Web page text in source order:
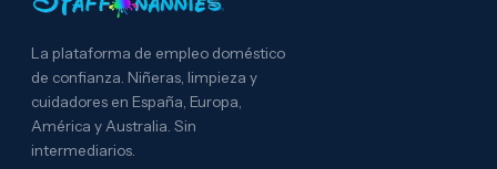
La plataforma de empleo doméstico
de confianza. Niñeras, limpieza y
cuidadores en España, Europa,
América y Australia. Sin
intermediarios.